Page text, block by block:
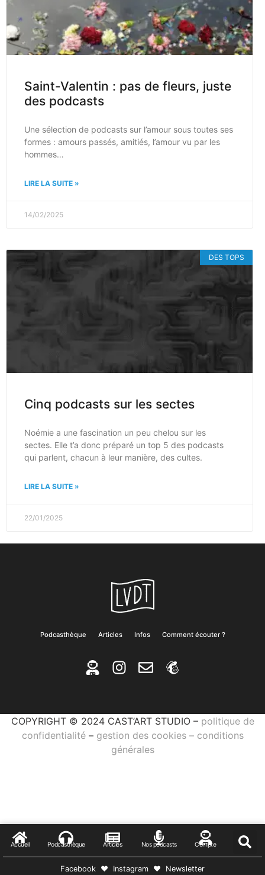
Saint-Valentin : pas de fleurs, juste
des podcasts
Une sélection de podcasts sur l’amour sous toutes ses
formes : amours passés, amitiés, l’amour vu par les
hommes…
LIRE LA SUITE »
14/02/2025
DES TOPS
Cinq podcasts sur les sectes
Noémie a une fascination un peu chelou sur les
sectes. Elle t’a donc préparé un top 5 des podcasts
qui parlent, chacun à leur manière, des cultes.
LIRE LA SUITE »
22/01/2025
Podcasthèque Articles Infos Comment écouter ?
COPYRIGHT © 2024 CAST’ART STUDIO – politique de
confidentialité – gestion des cookies– conditions
générales
Accueil Podcasthèque Articles Nos podcasts Compte
Facebook ♥ Instagram ♥ Newsletter